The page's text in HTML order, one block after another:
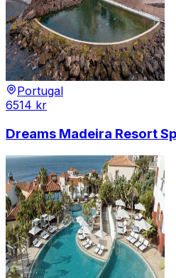
Portugal
6514 kr
Dreams Madeira Resort